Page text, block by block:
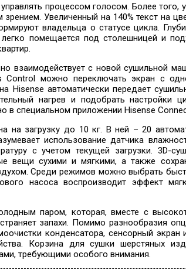
процессом голосом. Более того,
Увеличенный на 140% текст на
владельца о статусе цикла.
помещается под столешницей и
взаимодействует с новой сушильной
можно переключать экран с
Hisense автоматически передает
нагрев и подобрать настройки
в специальном приложении Hisense
на загрузку до 10 кг. В ней – 20
использование датчика
с учетом текущей загрузки. 3D-
вещи сухими и мягкими, а также
Среди режимов можно выбрать
насоса воспроизводит эффект
паром, которая, вместе с
запахи. Помимо разнообразия
конденсатора, сенсорный экран
Корзина для сушки шерстяных
требующими особого внимания.